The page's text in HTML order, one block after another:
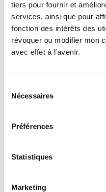
tiers pour fournir et
services, ainsi que pour
fonction des intérêts des
révoquer ou modifier mon
avec effet à l'avenir.
Nécessaires
Préférences
Statistiques
Marketing
aimer...
VÊTEMENTS
Pailleté Des Petits
31,00 €